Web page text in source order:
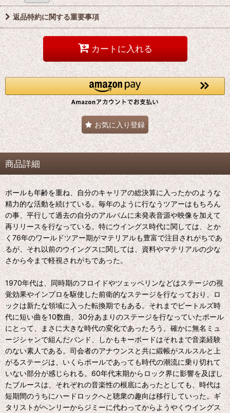
返品特約に関する重要事項
カートに入れる
お気に入り登録
商品詳細
ポールも年齢を重ね、自分のキャリアの総決算に入ったかのような
精力的な活動を続けている。毎年のように行なうツアーはもちろん
の事、平行して過去の自分のアルバムに未発表音源や映像を加えて
再リリースを行なっている。特にウイングス時代に関しては、とか
く76年のワールドツアー期がマテリアルも豊富で注目されがちであ
るが、それ以前のウイングスに関しては、資料やマテリアルの少な
さから今まで軽視されがちであった。
1970年代は、同時期のフロイドやツェッペリンなどはステージの視
覚効果やインプロを駆使した前衛的なステージを行なっており、ロ
ックは新たな領域に入った転換期でもある。それまでビートルズ時
代に短い曲を10数曲、30分あまりのステージを行なっていたポール
にとって、まさに大きな時代の変化であったろう。確かに無名ミュ
ージシャンで組んだバンド、しかもキーボードはそれまで音楽経験
のない素人である。司会者のアナウンスと共に緞帳がスルスルと上
がるステージは、いくらポールであっても時代の潮流に乗り切れて
いない部分が感じられる。60年代末期からロック界に影響を及ぼし
たブルースは、それぞれの音楽性の根底にあったとしても、時代は
短期間のうちにハードロックへと聴衆の趣向は移行していった。ギ
タリストがヘンリーからジミーに代わってからようやくウイングス